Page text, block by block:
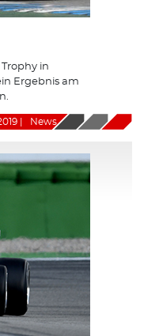
in
Ergebnis am
News